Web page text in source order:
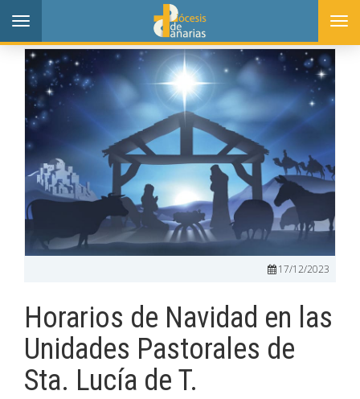
Toggle
navigation
17/12/2023
Horarios de Navidad en las
Unidades Pastorales de
Sta. Lucía de T.